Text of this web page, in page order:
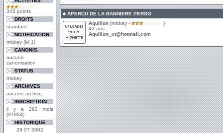
342 points
DROITS
standard
NOTIFICATION
mickey (lvl 1)
CANONIS.
aucune
canonisation
STATUS
mickey
ARCHIVES
aucune archive
INSCRIPTION
il y a 292 mois
(#1884)
HISTORIQUE
29 07 2002
APERCU DE LA BANNIERE PERSO
Aquillon (mickey -
)
42 ans
Aquillon_xt@hotmail.com